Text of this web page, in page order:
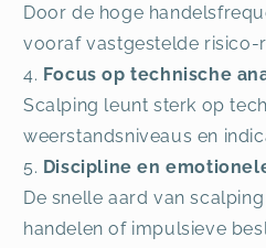
Door de hoge
vooraf vastgestelde risico-
Focus op technische
Scalping leunt sterk op
weerstandsniveaus en
Discipline en
De snelle aard van
handelen of impulsieve